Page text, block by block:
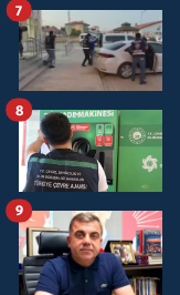
7
8
9